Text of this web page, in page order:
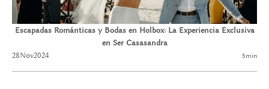
Escapadas Románticas y Bodas en Holbox: La Experiencia Exclusiva
en Ser Casasandra
28Nov2024 5min